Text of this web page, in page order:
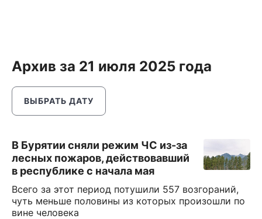
Архив за 21 июля 2025 года
ВЫБРАТЬ ДАТУ
В Бурятии сняли режим ЧС из-за
лесных пожаров, действовавший
в республике с начала мая
Всего за этот период потушили 557 возгораний,
чуть меньше половины из которых произошли по
вине человека